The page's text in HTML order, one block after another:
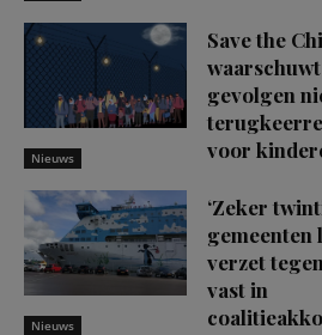
Nieuws
Save the
gevolgen
voor
Nieuws
‘Zeker
gemeenten
verzet
vast in